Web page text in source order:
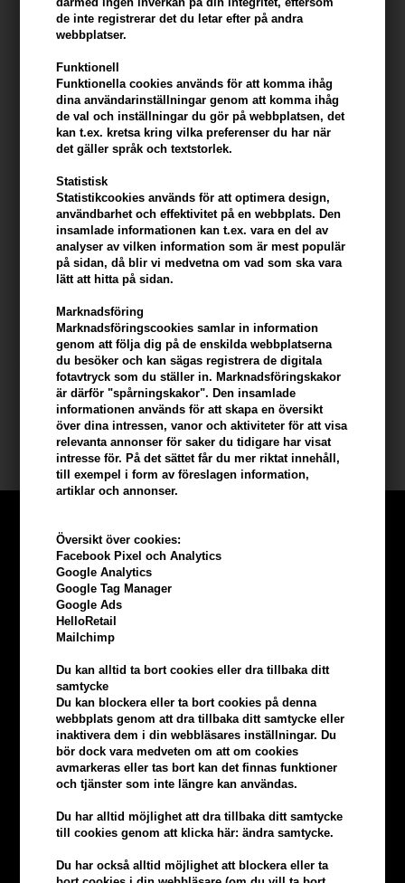
de inte registrerar det du letar efter på andra
webbplatser.
Funktionell
Funktionella cookies används för att komma ihåg
dina användarinställningar genom att komma ihåg
de val och inställningar du gör på webbplatsen, det
kan t.ex. kretsa kring vilka preferenser du har när
det gäller språk och textstorlek.
Statistisk
Statistikcookies används för att optimera design,
användbarhet och effektivitet på en webbplats. Den
insamlade informationen kan t.ex. vara en del av
analyser av vilken information som är mest populär
på sidan, då blir vi medvetna om vad som ska vara
lätt att hitta på sidan.
Marknadsföring
Marknadsföringscookies samlar in information
genom att följa dig på de enskilda webbplatserna
du besöker och kan sägas registrera de digitala
fotavtryck som du ställer in. Marknadsföringskakor
är därför "spårningskakor". Den insamlade
informationen används för att skapa en översikt
över dina intressen, vanor och aktiviteter för att visa
relevanta annonser för saker du tidigare har visat
intresse för. På det sättet får du mer riktat innehåll,
till exempel i form av föreslagen information,
artiklar och annonser.
Översikt över cookies:
Facebook Pixel och Analytics
Google Analytics
Google Tag Manager
Google Ads
HelloRetail
Mailchimp
Du kan alltid ta bort cookies eller dra tillbaka ditt
samtycke
Du kan blockera eller ta bort cookies på denna
webbplats genom att dra tillbaka ditt samtycke eller
inaktivera dem i din webbläsares inställningar. Du
bör dock vara medveten om att om cookies
avmarkeras eller tas bort kan det finnas funktioner
och tjänster som inte längre kan användas.
Du har alltid möjlighet att dra tillbaka ditt samtycke
till cookies genom att klicka här: ändra samtycke.
Du har också alltid möjlighet att blockera eller ta
- Hypoallergen formel utan parfymer, idealisk för känslig hud
- Certifierat naturligt och ekologiskt innehåll för en ren och
hälsosam känsla
- Innehåller sheasmör som ger djup återfuktning och näring
- Berikad med aloe vera för att regenerera huden och bibehålla
fuktbalansen
- Avokadoolja tillför vitaminer och en mjukgörande effekt för torr
Anvendelse
- Applicera på rengjord hud efter dusch eller bad för bästa resultat
- Massera med cirkelrörelser tills cremen har absorberats
- Passar för daglig användning så du kan njuta av silkeslen hud
varje dag
- Fri från syntetiska dofter och färgämnen, en säker vardagsvård
- Certifierad med Nordisk Miljömärkning och AllergyCertified för
trygg hudvård
Størrelse: 200 ml
ZENZ Skincare
Tjäna5% bonuspå hela din
beställning
Bli en del av vår kundklubb gratis och få rabatter när du handlar
BLI EN GRATIS MEDLEM HÄR